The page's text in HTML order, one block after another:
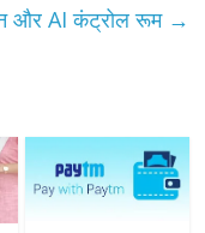
और AI कंट्रोल रूम →